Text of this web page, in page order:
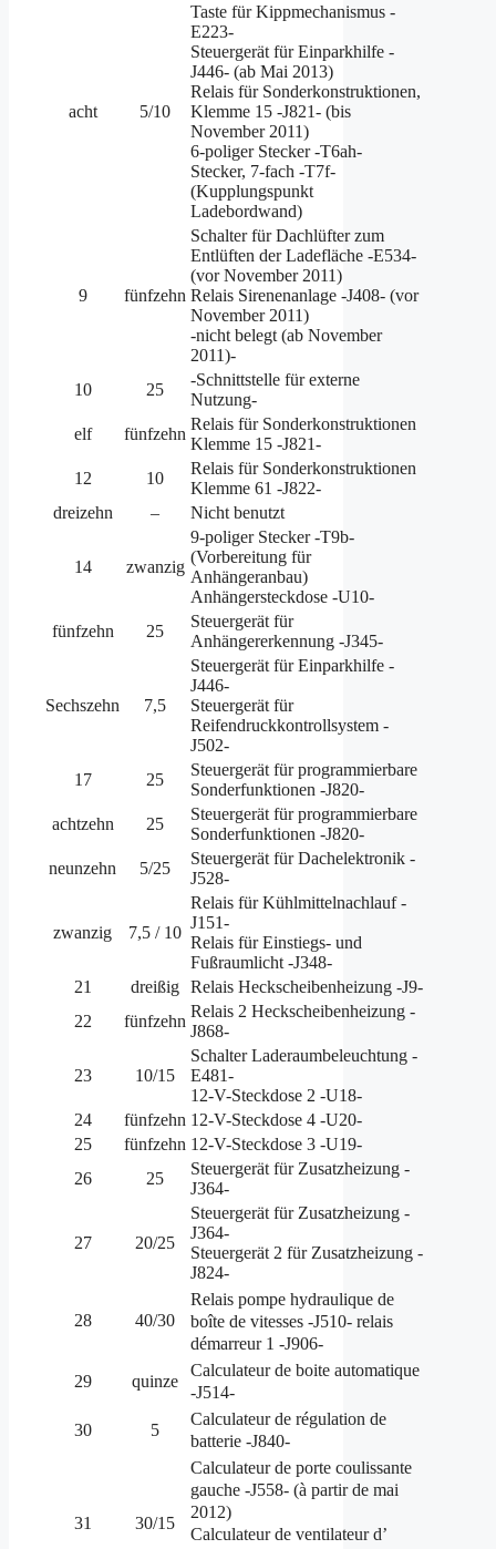
acht 5/10
Taste für Kippmechanismus -
E223-
Steuergerät für Einparkhilfe -
J446- (ab Mai 2013)
Relais für Sonderkonstruktionen,
Klemme 15 -J821- (bis
November 2011)
6-poliger Stecker -T6ah-
Stecker, 7-fach -T7f-
(Kupplungspunkt
Ladebordwand)
9 fünfzehn
Schalter für Dachlüfter zum
Entlüften der Ladefläche -E534-
(vor November 2011)
Relais Sirenenanlage -J408- (vor
November 2011)
-nicht belegt (ab November
2011)-
10
25
-Schnittstelle für externe
Nutzung-
elf
fünfzehn
Relais für Sonderkonstruktionen
Klemme 15 -J821-
12
10
Relais für Sonderkonstruktionen
Klemme 61 -J822-
dreizehn
– Nicht benutzt
14 zwanzig
9-poliger Stecker -T9b-
(Vorbereitung für
Anhängeranbau)
Anhängersteckdose -U10-
fünfzehn
25
Steuergerät für
Anhängererkennung -J345-
Sechszehn 7,5
Steuergerät für Einparkhilfe -
J446-
Steuergerät für
Reifendruckkontrollsystem -
J502-
17
25
Steuergerät für programmierbare
Sonderfunktionen -J820-
achtzehn
25
Steuergerät für programmierbare
Sonderfunktionen -J820-
neunzehn
5/25
Steuergerät für Dachelektronik -
J528-
zwanzig 7,5 / 10
Relais für Kühlmittelnachlauf -
J151-
Relais für Einstiegs- und
Fußraumlicht -J348-
21
dreißig Relais Heckscheibenheizung -J9-
22
fünfzehn
Relais 2 Heckscheibenheizung -
J868-
23 10/15
Schalter Laderaumbeleuchtung -
E481-
12-V-Steckdose 2 -U18-
24
fünfzehn 12-V-Steckdose 4 -U20-
25
fünfzehn 12-V-Steckdose 3 -U19-
26
25
Steuergerät für Zusatzheizung -
J364-
27 20/25
Steuergerät für Zusatzheizung -
J364-
Steuergerät 2 für Zusatzheizung -
J824-
28 40/30
Relais pompe hydraulique de
boîte de vitesses -J510- relais
démarreur 1 -J906-
29 quinze
Calculateur de boite automatique
-J514-
30 5
Calculateur de régulation de
batterie -J840-
31 30/15
Calculateur de porte coulissante
gauche -J558- (à partir de mai
2012)
Calculateur de ventilateur d’